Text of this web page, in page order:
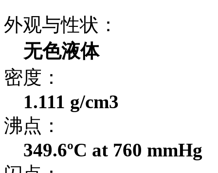
外观与性状：
无色液体
密度：
1.111 g/cm3
沸点：
349.6ºC at 760 mmHg